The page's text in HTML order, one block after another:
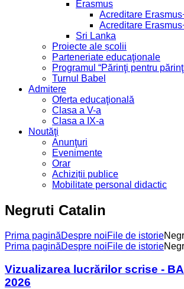
Erasmus
Acreditare
Acreditare
Sri Lanka
Proiecte ale școlii
Parteneriate educaţionale
Programul “Părinţi pentru
Turnul Babel
Admitere
Oferta educaţională
Clasa a V-a
Clasa a IX-a
Noutăţi
Anunţuri
Evenimente
Orar
Achiziții publice
Mobilitate personal didactic
Negruti Catalin
Prima paginăDespre noiFile de istorie
Prima paginăDespre noiFile de istorie
Vizualizarea lucrărilor scrise -
2026